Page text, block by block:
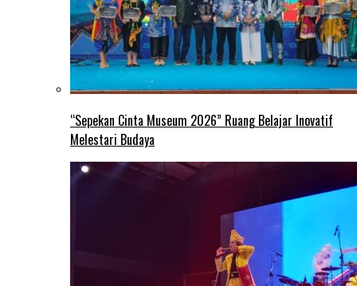
“Sepekan Cinta Museum 2026” Ruang Belajar Inovatif
Melestari Budaya